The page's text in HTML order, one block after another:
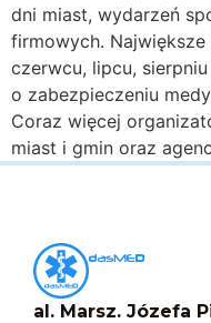
dni miast, wydarzeń
firmowych.
czerwcu, lipcu,
o zabezpieczeniu
Coraz więcej
miast i gmin oraz
al. Marsz. Józefa